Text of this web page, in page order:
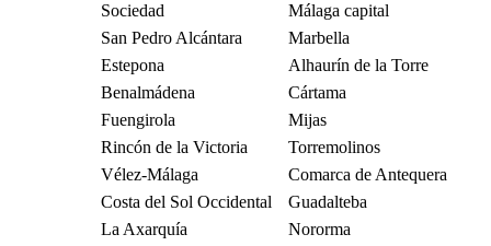
Sociedad
Málaga capital
San Pedro Alcántara
Marbella
Estepona
Alhaurín de la Torre
Benalmádena
Cártama
Fuengirola
Mijas
Rincón de la Victoria
Torremolinos
Vélez-Málaga
Comarca de Antequera
Costa del Sol Occidental
Guadalteba
La Axarquía
Nororma